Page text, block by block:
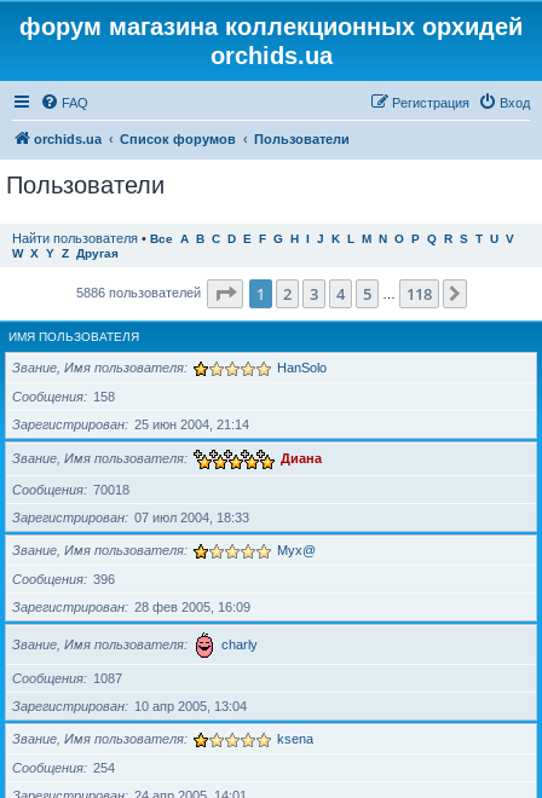
форум магазина коллекционных орхидей
orchids.ua
FAQ Вход
Регистрация
orchids.ua Список форумов Пользователи
Пользователи
Найти пользователя • Все A B C D E F G H I J K L M N O P Q R S T U V
W X Y Z Другая
5886 пользователей Страница из 118
1 2 3 4 5 118
ИМЯ ПОЛЬЗОВАТЕЛЯ
Звание, Имя пользователя HanSolo
Сообщения
158
Зарегистрирован
25 июн 2004, 21:14
Звание, Имя пользователя Диана
Сообщения
70018
Зарегистрирован
07 июл 2004, 18:33
Звание, Имя пользователя Myx@
Сообщения
396
Зарегистрирован
28 фев 2005, 16:09
Звание, Имя пользователя charly
Сообщения
1087
Зарегистрирован
10 апр 2005, 13:04
Звание, Имя пользователя ksena
Сообщения
254